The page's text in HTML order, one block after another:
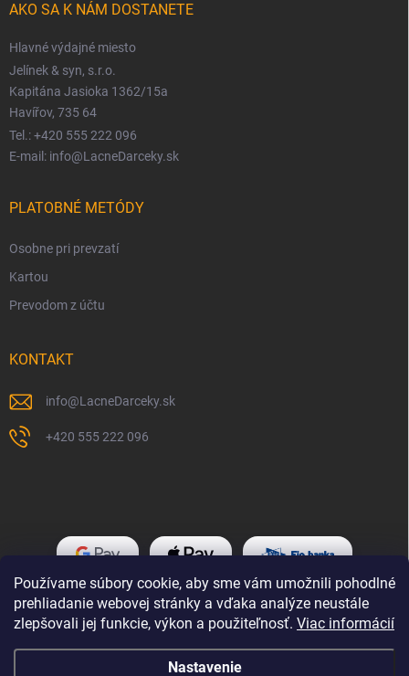
Používame súbory cookie, aby sme vám umožnili pohodlné
prehliadanie webovej stránky a vďaka analýze neustále
zlepšovali jej funkcie, výkon a použiteľnosť. Viac informácií
Nastavenie
AKO SA K NÁM DOSTANETE
Hlavné výdajné miesto
Jelínek & syn, s.r.o.
Kapitána Jasioka 1362/15a
Havířov, 735 64
Tel.: +420 555 222 096
E-mail: info@LacneDarceky.sk
PLATOBNÉ METÓDY
Osobne pri prevzatí
Kartou
Prevodom z účtu
KONTAKT
info@LacneDarceky.sk
+420 555 222 096